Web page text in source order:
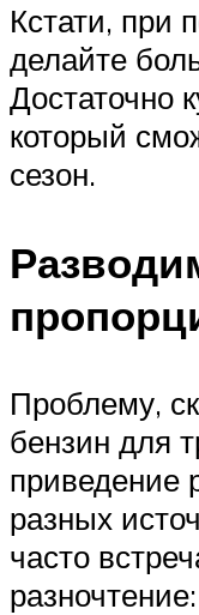
Кстати, при
делайте
Достаточно
который
сезон.
Проблему,
бензин для
приведение
разных
часто
разночтение: